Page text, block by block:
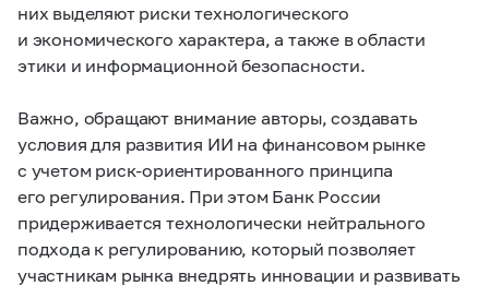
них выделяют риски технологического
и экономического характера, а также в области
этики и информационной безопасности.
Важно, обращают внимание авторы, создавать
условия для развития ИИ на финансовом рынке
с учетом риск-ориентированного принципа
его регулирования. При этом Банк России
придерживается технологически нейтрального
подхода к регулированию, который позволяет
участникам рынка внедрять инновации и развивать